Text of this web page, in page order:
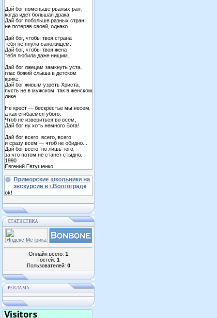
Дай бог поменьше рваных ран,
когда идет большая драка.
Дай бог побольше разных стран,
не потеряв своей, однако.
Дай бог, чтобы твоя страна
тебя не пнула сапожищем.
Дай бог, чтобы твоя жена
тебя любила даже нищим.
Дай бог лжецам замкнуть уста,
глас божий слыша в детском
крике.
Дай бог живым узреть Христа,
пусть не в мужском, так в женском
лике.
Не крест — бескрестье мы несем,
а как сгибаемся убого.
Чтоб не извериться во всем,
Дай бог ну хоть немного Бога!
Дай бог всего, всего, всего
и сразу всем — чтоб не обидно...
Дай бог всего, но лишь того,
за что потом не станет стыдно.
1990
Евгений Евтушенко.
Приморские школьники на
экскурсии в г.Волгограде
ok!
СТАТИСТИКА
Онлайн всего: 1
Гостей: 1
Пользователей: 0
РЕКЛАМА